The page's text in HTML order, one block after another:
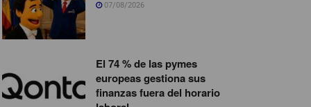
07/08/2026
El 74 % de las pymes
europeas gestiona sus
finanzas fuera del horario